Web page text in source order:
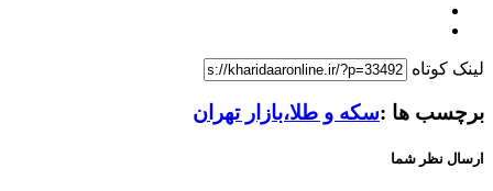
لینک کوتاه
برچسب ها :سکه و طلا،بازار تهران
ارسال نظر شما